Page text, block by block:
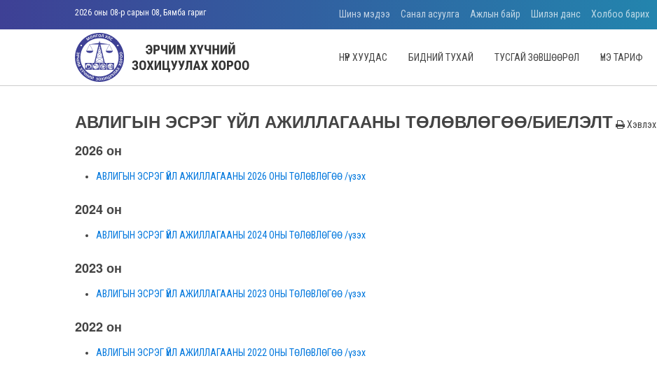
Шинэ мэдээ Санал асуулга Ажлын байр Шилэн данс Холбоо барих
2026 оны 08-р сарын 08, Бямба гариг
НҮҮР ХУУДАС БИДНИЙ ТУХАЙ ТУСГАЙ ЗӨВШӨӨРӨЛ ҮНЭ ТАРИФ
Хэвлэх
АВЛИГЫН ЭСРЭГ ҮЙЛ АЖИЛЛАГААНЫ ТӨЛӨВЛӨГӨӨ/БИЕЛЭЛТ
2026 он
АВЛИГЫН ЭСРЭГ ҮЙЛ АЖИЛЛАГААНЫ 2026 ОНЫ ТӨЛӨВЛӨГӨӨ /үзэх
2024 он
АВЛИГЫН ЭСРЭГ ҮЙЛ АЖИЛЛАГААНЫ 2024 ОНЫ ТӨЛӨВЛӨГӨӨ /үзэх
2023 он
АВЛИГЫН ЭСРЭГ ҮЙЛ АЖИЛЛАГААНЫ 2023 ОНЫ ТӨЛӨВЛӨГӨӨ /үзэх
2022 он
АВЛИГЫН ЭСРЭГ ҮЙЛ АЖИЛЛАГААНЫ 2022 ОНЫ ТӨЛӨВЛӨГӨӨ /үзэх